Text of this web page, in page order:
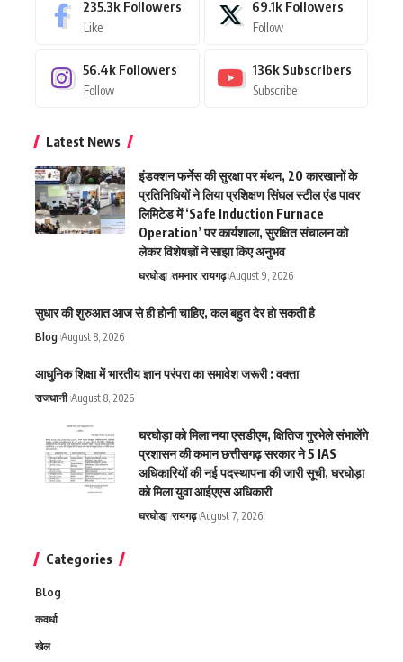
235.3k Followers
Like
69.1k Followers
Follow
56.4k Followers
Follow
136k Subscribers
Subscribe
Latest News
इंडक्शन फर्नेस की सुरक्षा पर मंथन, 20 कारखानों के
प्रतिनिधियों ने लिया प्रशिक्षण सिंघल स्टील एंड पावर
लिमिटेड में ‘Safe Induction Furnace
Operation’ पर कार्यशाला, सुरक्षित संचालन को
लेकर विशेषज्ञों ने साझा किए अनुभव
घरघोडा़ तमनार रायगढ़ August 9, 2026
सुधार की शुरुआत आज से ही होनी चाहिए, कल बहुत देर हो सकती है
Blog August 8, 2026
आधुनिक शिक्षा में भारतीय ज्ञान परंपरा का समावेश जरूरी : वक्ता
राजधानी August 8, 2026
घरघोड़ा को मिला नया एसडीएम, क्षितिज गुरभेले संभालेंगे
प्रशासन की कमान छत्तीसगढ़ सरकार ने 5 IAS
अधिकारियों की नई पदस्थापना की जारी सूची, घरघोड़ा
को मिला युवा आईएएस अधिकारी
घरघोडा़ रायगढ़ August 7, 2026
Categories
Blog
कवर्धा
खेल